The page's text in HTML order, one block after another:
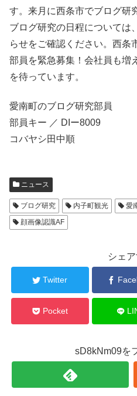
す。来月に西条市でブログ研
ブログ研究の日程については
らせをご確認ください。西条
部員を緊急募集！会社員も増
を待っています。
愛南町のブログ研究部員
部員キー ／ DIー8009
コバヤシ田中順
ニュース
ブログ研究 内子町観光 愛
顔画像認識AF
シェ
Twitter
Pocket
sD8kNm09を